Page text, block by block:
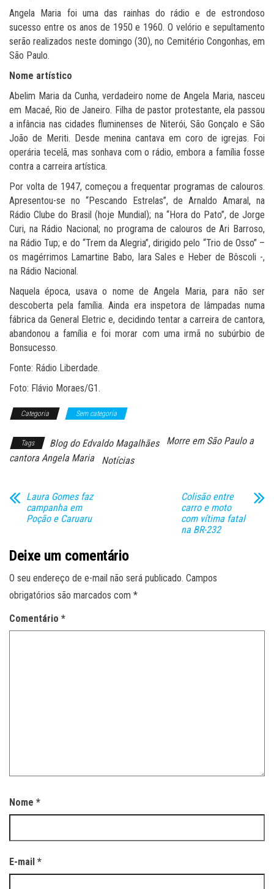
Angela Maria foi uma das rainhas do rádio e de estrondoso
sucesso entre os anos de 1950 e 1960. O velório e sepultamento
serão realizados neste domingo (30), no Cemitério Congonhas, em
São Paulo.
Nome artístico
Abelim Maria da Cunha, verdadeiro nome de Angela Maria, nasceu
em Macaé, Rio de Janeiro. Filha de pastor protestante, ela passou
a infância nas cidades fluminenses de Niterói, São Gonçalo e São
João de Meriti. Desde menina cantava em coro de igrejas. Foi
operária tecelã, mas sonhava com o rádio, embora a família fosse
contra a carreira artística.
Por volta de 1947, começou a frequentar programas de calouros.
Apresentou-se no “Pescando Estrelas”, de Arnaldo Amaral, na
Rádio Clube do Brasil (hoje Mundial); na “Hora do Pato”, de Jorge
Curi, na Rádio Nacional; no programa de calouros de Ari Barroso,
na Rádio Tup; e do “Trem da Alegria”, dirigido pelo “Trio de Osso” –
os magérrimos Lamartine Babo, Iara Sales e Heber de Bôscoli -,
na Rádio Nacional.
Naquela época, usava o nome de Angela Maria, para não ser
descoberta pela família. Ainda era inspetora de lâmpadas numa
fábrica da General Eletric e, decidindo tentar a carreira de cantora,
abandonou a família e foi morar com uma irmã no subúrbio de
Bonsucesso.
Fonte: Rádio Liberdade.
Foto: Flávio Moraes/G1.
Categoria Sem categoria
Tags Blog do Edvaldo Magalhães
Morre em São Paulo a
cantora Angela Maria
Notícias
Laura Gomes faz
campanha em
Poção e Caruaru
Colisão entre
carro e moto
com vítima fatal
na BR-232
Deixe um comentário
O seu endereço de e-mail não será publicado. Campos
obrigatórios são marcados com *
Comentário *
Nome *
E-mail *